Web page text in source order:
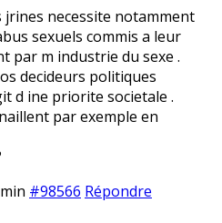
jrines necessite notamment
sexuels commis a leur
par m industrie du sexe .
decideurs politiques
d ine priorite societale .
par exemple en
#98566 Répondre